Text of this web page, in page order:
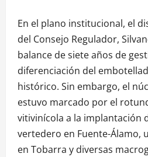
En el plano institucional, el
del Consejo Regulador,
balance de siete años de
diferenciación del
histórico. Sin embargo, el
estuvo marcado por el
vitivinícola a la implantación
vertedero en Fuente-Álamo,
en Tobarra y diversas